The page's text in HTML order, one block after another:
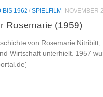
BIS 1962 / SPIELFILM NOVEMBER
Rosemarie (1959)
von Rosemarie
Wirtschaft unterhielt. 1957